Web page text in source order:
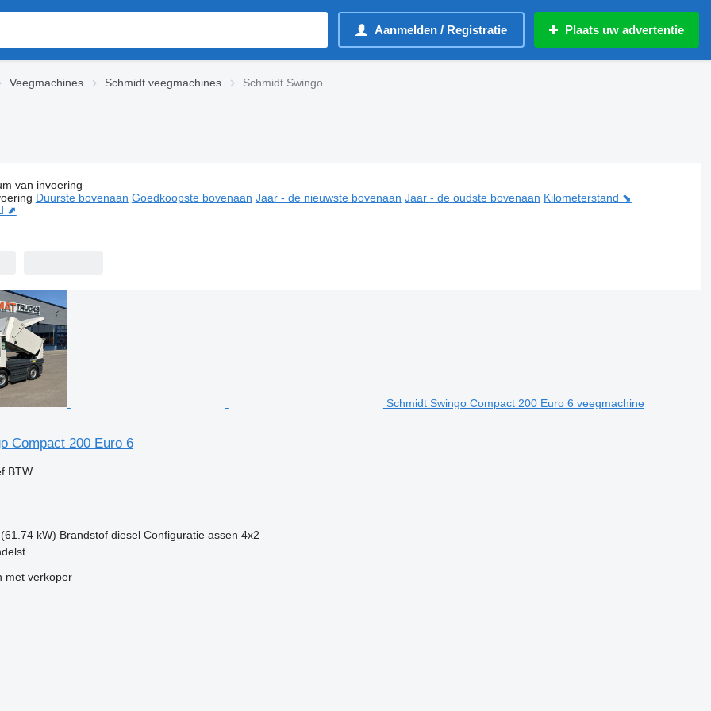
Aanmelden / Registratie Plaats uw advertentie
Veegmachines Schmidt veegmachines Schmidt Swingo
Schmidt Swingo veegmachines
van invoering
Duurste bovenaan Goedkoopste bovenaan Jaar - de nieuwste bovenaan Jaar - de oudste bovenaan Kilometerstand ⬊
⬈
Schmidt Swingo Compact 200 Euro 6 veegmachine
Compact 200 Euro 6
BTW
kW) Brandstof diesel Configuratie assen 4x2
met verkoper